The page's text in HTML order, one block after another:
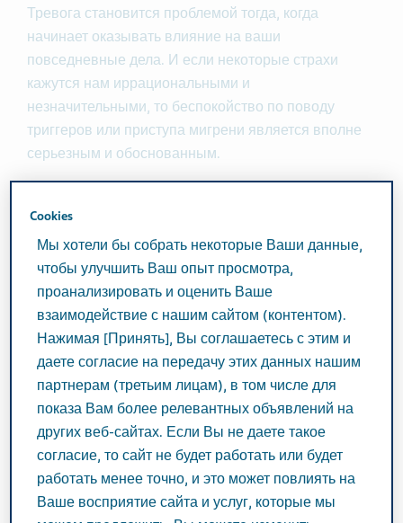
Тревога становится проблемой тогда, когда
начинает оказывать влияние на ваши
повседневные дела. И если некоторые страхи
кажутся нам иррациональными и
незначительными, то беспокойство по поводу
триггеров или приступа мигрени является вполне
серьезным и обоснованным.
Как тревога вызывает приступ мигрени?
Мигрень и тревога – два состояния, которые могут
поочередно сменять друг друга. Тревога и
связанное с ней напряжение провоцируют приступ
мигрени, мигрень вызывает новую волну
беспокойства, что приводит к увеличению числа
приступов и усилению беспокойства. Ещё тревога
может вызывать бессонницу, которая тоже
является триггером мигрени. В итоге эти
проявления накапливаются как снежный ком, и вы
ходите по замкнутому кругу.
Вот несколько психологических приемов, которые
Cookies
Мы хотели бы собрать некоторые Ваши данные,
чтобы улучшить Ваш опыт просмотра,
проанализировать и оценить Ваше
взаимодействие с нашим сайтом (контентом).
Нажимая [Принять], Вы соглашаетесь с этим и
даете согласие на передачу этих данных нашим
партнерам (третьим лицам), в том числе для
показа Вам более релевантных объявлений на
других веб-сайтах. Если Вы не даете такое
согласие, то сайт не будет работать или будет
работать менее точно, и это может повлиять на
Ваше восприятие сайта и услуг, которые мы